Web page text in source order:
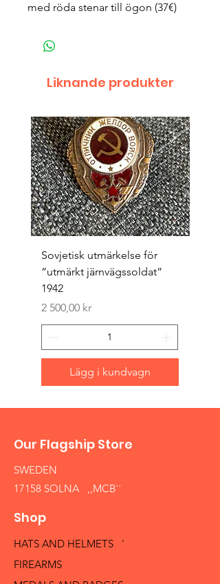
med röda stenar till ögon (37€)
Liknande produkter
Sovjetisk utmärkelse för
”utmärkt järnvägssoldat”
1942
Pris
2 500,00 kr
Lägg i kundvagn
Our Flagship Store
SWEDEN
17158 SOLNA ,,MCB´´
Shop
HATS AND HELMETS '
FIREARMS